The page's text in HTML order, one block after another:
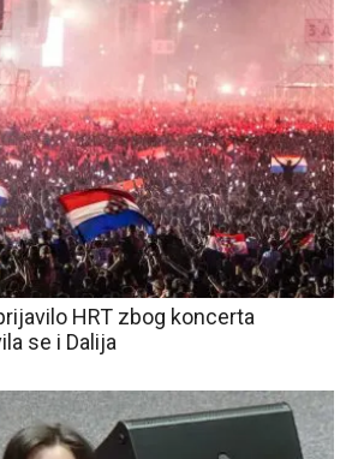
HRT zbog koncerta
se i Dalija